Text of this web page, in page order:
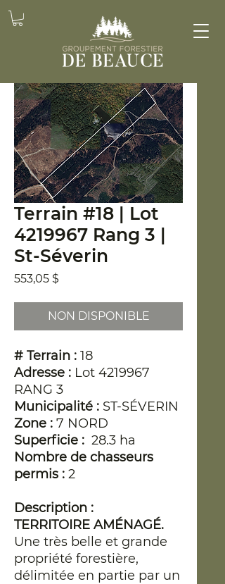
Terrain #18 | Lot
4219967 Rang 3 |
St-Séverin
553,05 $
NON DISPONIBLE
# Terrain : 18
Adresse : Lot 4219967
RANG 3
Municipalité : ST-SÉVERIN
Zone : 7 NORD
Superficie : 28.3 ha
Nombre de chasseurs
permis : 2
Description :
TERRITOIRE AMÉNAGÉ.
Une très belle et grande
propriété forestière,
délimitée en partie par un